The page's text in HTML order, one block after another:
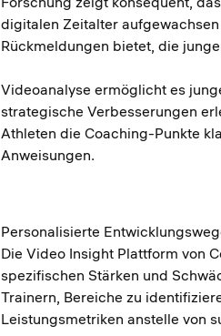
digitalen Zeitalter
Rückmeldungen bietet, die
Videoanalyse ermöglicht es
strategische Verbesserungen
Athleten die Coaching-Punkte
Anweisungen.
Personalisierte
Die Video Insight Plattform von
spezifischen Stärken und
Trainern, Bereiche zu
Leistungsmetriken anstelle von